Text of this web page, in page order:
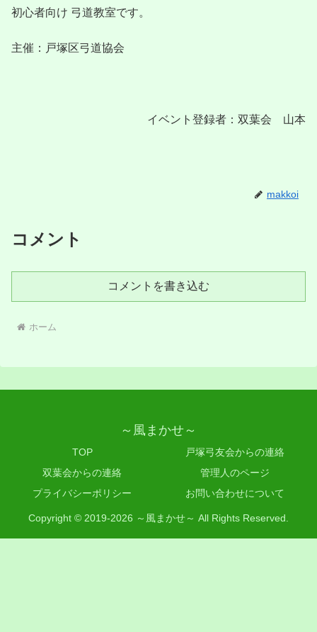
初心者向け 弓道教室です。
主催：戸塚区弓道協会
イベント登録者：双葉会 山本
makkoi
コメント
コメントを書き込む
ホーム
～風まかせ～
TOP
戸塚弓友会からの連絡
双葉会からの連絡
管理人のページ
プライバシーポリシー
お問い合わせについて
Copyright © 2019-2026 ～風まかせ～ All Rights Reserved.